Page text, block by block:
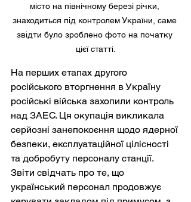
місто на північному березі річки,
знаходиться під контролем України, саме
звідти було зроблено фото на початку
цієї статті.
На перших етапах другого
російського вторгнення в Україну
російські війська захопили контроль
над ЗАЕС. Ця окупація викликала
серйозні занепокоєння щодо ядерної
безпеки, експлуатаційної цілісності
та добробуту персоналу станції.
Звіти свідчать про те, що
український персонал продовжує